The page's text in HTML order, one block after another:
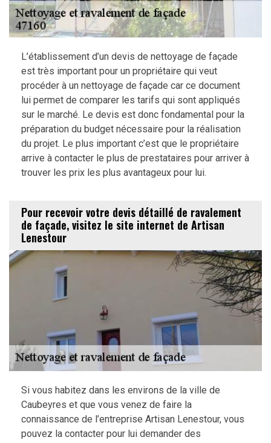
L’établissement d’un devis de nettoyage de façade
est très important pour un propriétaire qui veut
procéder à un nettoyage de façade car ce document
lui permet de comparer les tarifs qui sont appliqués
sur le marché. Le devis est donc fondamental pour la
préparation du budget nécessaire pour la réalisation
du projet. Le plus important c’est que le propriétaire
arrive à contacter le plus de prestataires pour arriver à
trouver les prix les plus avantageux pour lui.
Pour recevoir votre devis détaillé de ravalement
de façade, visitez le site internet de Artisan
Lenestour
Si vous habitez dans les environs de la ville de
Caubeyres et que vous venez de faire la
connaissance de l’entreprise Artisan Lenestour, vous
pouvez la contacter pour lui demander des